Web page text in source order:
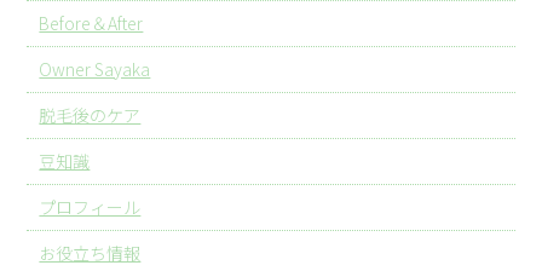
Before＆After
Owner Sayaka
脱毛後のケア
豆知識
プロフィール
お役立ち情報